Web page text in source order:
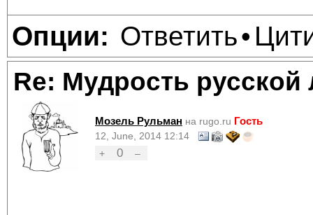
Опции: Ответить•
Re: Мудрость русской
Мозель Рульман на rugo.ru Гость
12, June, 2014 12:14
+
0 –